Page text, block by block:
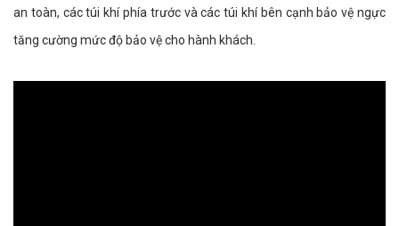
an toàn, các túi khí phía trước và các túi khí bên cạnh bảo vệ ngực
tăng cường mức độ bảo vệ cho hành khách.